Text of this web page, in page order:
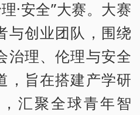
·安全”大赛。大赛
与创业团队，围绕
治理、伦理与安全
，旨在搭建产学研
汇聚全球青年智